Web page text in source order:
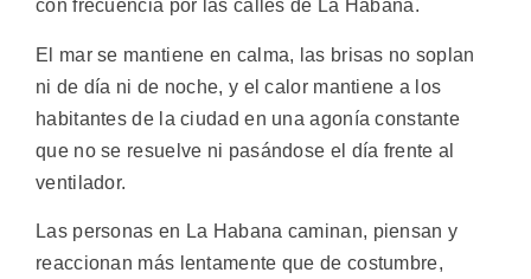
con frecuencia por las calles de La Habana.
El mar se mantiene en calma, las brisas no soplan
ni de día ni de noche, y el calor mantiene a los
habitantes de la ciudad en una agonía constante
que no se resuelve ni pasándose el día frente al
ventilador.
Las personas en La Habana caminan, piensan y
reaccionan más lentamente que de costumbre,